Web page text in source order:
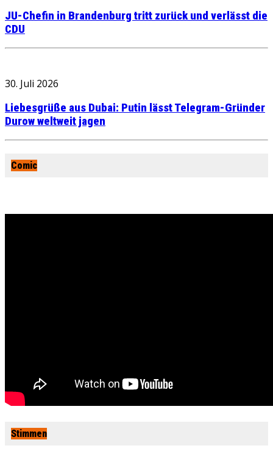
JU-Chefin in Brandenburg tritt zurück und verlässt die
CDU
30. Juli 2026
Liebesgrüße aus Dubai: Putin lässt Telegram-Gründer
Durow weltweit jagen
Comic
Stimmen